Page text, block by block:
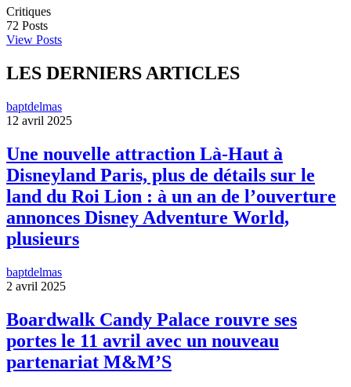
Critiques
72 Posts
View Posts
LES DERNIERS ARTICLES
baptdelmas
12 avril 2025
Une nouvelle attraction Là-Haut à
Disneyland Paris, plus de détails sur le
land du Roi Lion : à un an de l’ouverture
annonces Disney Adventure World,
plusieurs
baptdelmas
2 avril 2025
Boardwalk Candy Palace rouvre ses
portes le 11 avril avec un nouveau
partenariat M&M’S